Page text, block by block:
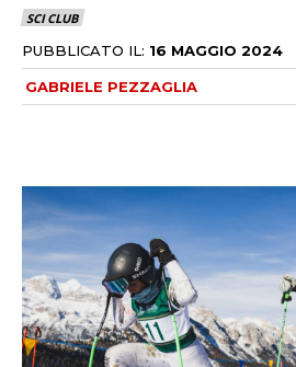
SCI CLUB
PUBBLICATO IL: 16 MAGGIO 2024
GABRIELE PEZZAGLIA